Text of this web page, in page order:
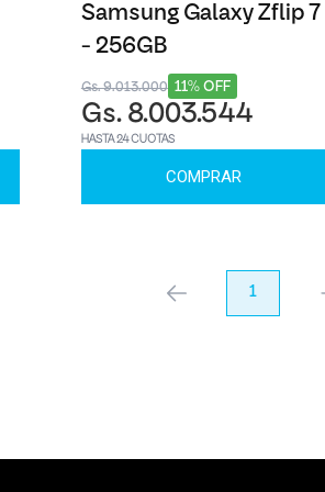
Samsung Galaxy Zflip 7
- 256GB
11% OFF
Gs. 9.013.000
Gs. 8.003.544
HASTA 24 CUOTAS
COMPRAR
anterior 1